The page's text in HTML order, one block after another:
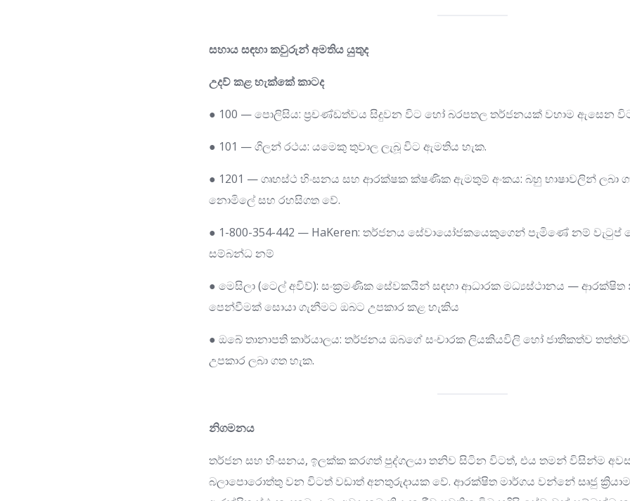
සහාය සඳහා කවුරුන් අමතිය යුතුද
උදව් කළ හැක්කේ කාටද
● 100 — පොලිසිය: ප්‍රචණ්ඩත්වය සිදුවන විට හෝ බරපතල තර්ජනයක් වහාම ඇසෙන
● 101 — ගිලන් රථය: යමෙකු තුවාල ලැබූ විට ඇමතිය හැක.
● 1201 — ගෘහස්ථ හිංසනය සහ ආරක්ෂක ක්ෂණික ඇමතුම් අංකය: බහු භාෂාවලින් ලබා
නොමිලේ සහ රහසිගත වේ.
● 1-800-354-442 — HaKeren: තර්ජනය සේවායෝජකයෙකුගෙන් පැමිණේ නම්
සම්බන්ධ නම්
● මෙසිලා (ටෙල් අවිව්): සංක්‍රමණික සේවකයින් සඳහා ආධාරක මධ්‍යස්ථානය —
පෙන්වීමක් සොයා ගැනීමට ඔබට උපකාර කළ හැකිය
● ඔබේ තානාපති කාර්යාලය: තර්ජනය ඔබගේ සංචාරක ලියකියවිලි හෝ ජාතිකත්ව
උපකාර ලබා ගත හැක.
නිගමනය
තර්ජන සහ හිංසනය, ඉලක්ක කරගත් පුද්ගලයා තනිව සිටින විටත්, එය තමන් විසින්ම
බලාපොරොත්තු වන විටත් වඩාත් අනතුරුදායක වේ. ආරක්ෂිත මාර්ගය වන්නේ සෘජු